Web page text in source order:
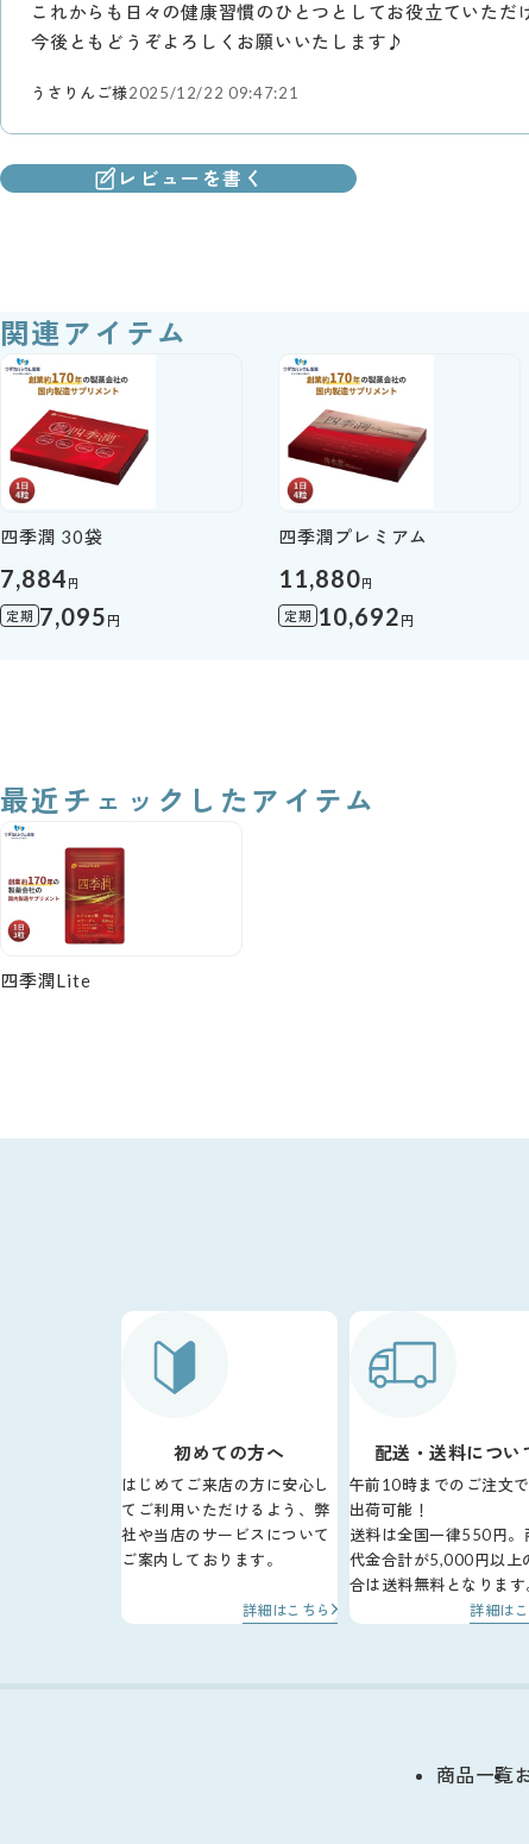
これからも日々の健康習慣のひとつとしてお役立ていただ
今後ともどうぞよろしくお願いいたします♪
うさりんご様2025/12/22 09:47:21
レビューを書く
関連アイテム
四季潤 30袋
7,884 円
定期 7,095 円
四季潤プレミアム
11,880円
定期 10,692 円
最近チェックしたアイテム
四季潤Lite
初めての方へ
はじめてご来店の方に安心し
てご利用いただけるよう、弊
社や当店のサービスについて
ご案内しております。
詳細はこちら
配送・送料につい
午前10時までのご注文
出荷可能！
送料は全国一律550円。
代金合計が5,000円以上
合は送料無料となります
詳細は
商品一覧